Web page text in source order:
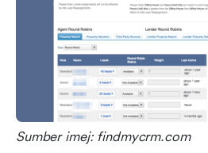
Sumber imej: findmycrm.com